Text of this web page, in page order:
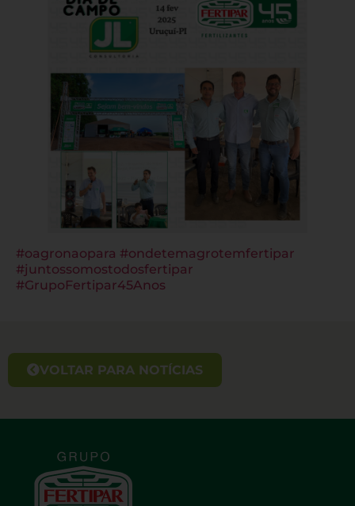
#oagronaopara #ondetemagrotemfertipar
#juntossomostodosfertipar
#GrupoFertipar45Anos
VOLTAR PARA NOTÍCIAS